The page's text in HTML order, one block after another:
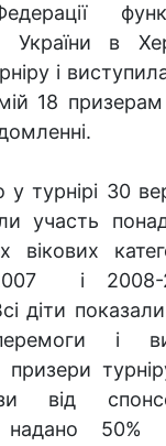
України в
і
18
турнірі 30
участь
вікових
і 2008-
діти
і
від
50%